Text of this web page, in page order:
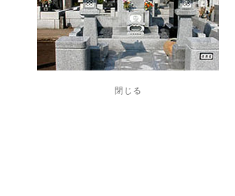
閉じる